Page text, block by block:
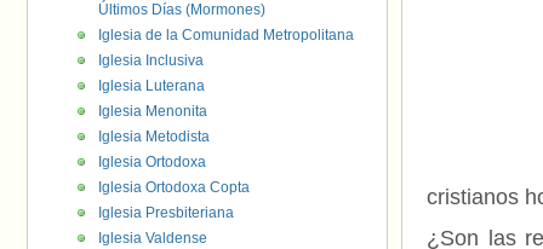
cristianos
¿Son las
Últimos Días (Mormones)
Iglesia de la Comunidad Metropolitana
Iglesia Inclusiva
Iglesia Luterana
Iglesia Menonita
Iglesia Metodista
Iglesia Ortodoxa
Iglesia Ortodoxa Copta
Iglesia Presbiteriana
Iglesia Valdense